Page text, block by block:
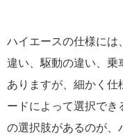
ハイエースの仕様には
違い、駆動の違い、乗
ありますが、細かく仕
ードによって選択でき
の選択肢があるのが、